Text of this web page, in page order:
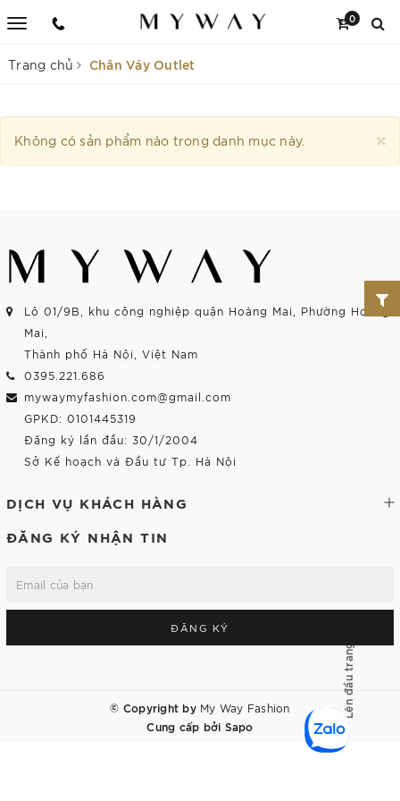
0
Trang chủ Chân Váy Outlet
×
Không có sản phẩm nào trong danh mục này.
Lô 01/9B, khu công nghiệp quận Hoàng Mai, Phường Hoàng
Mai,
Thành phố Hà Nội, Việt Nam
0395.221.686
mywaymyfashion.com@gmail.com
GPKD: 0101445319
Đăng ký lần đầu: 30/1/2004
Sở Kế hoạch và Đầu tư Tp. Hà Nội
DỊCH VỤ KHÁCH HÀNG
ĐĂNG KÝ NHẬN TIN
ĐĂNG KÝ
© Copyright by My Way Fashion
Cung cấp bởi Sapo
Lên đầu trang